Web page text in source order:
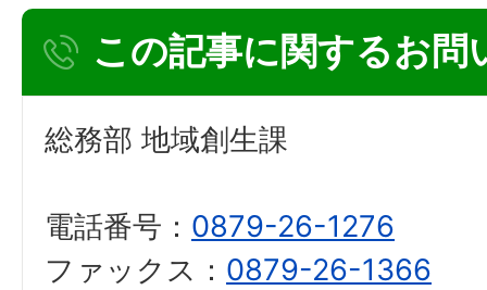
この記事に関するお問
総務部 地域創生課
電話番号： 0879-26-1276
ファックス： 0879-26-1366